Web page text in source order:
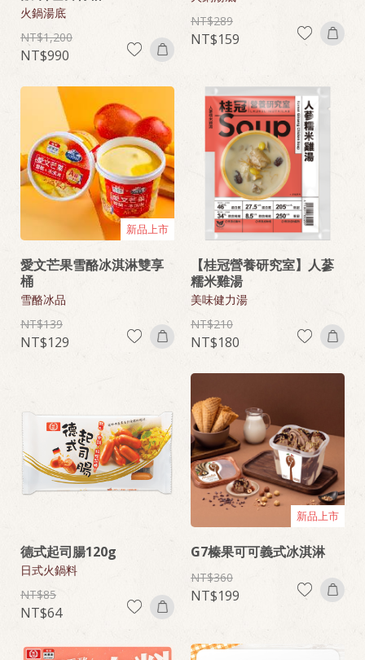
火鍋湯底
1,200
990
289
159
新品上市
愛文芒果雪酪冰淇淋雙享
桶
雪酪冰品
139
129
【桂冠營養研究室】人蔘
糯米雞湯
美味健力湯
210
180
德式起司腸120g
日式火鍋料
85
64
新品上市
G7榛果可可義式冰淇淋
360
199